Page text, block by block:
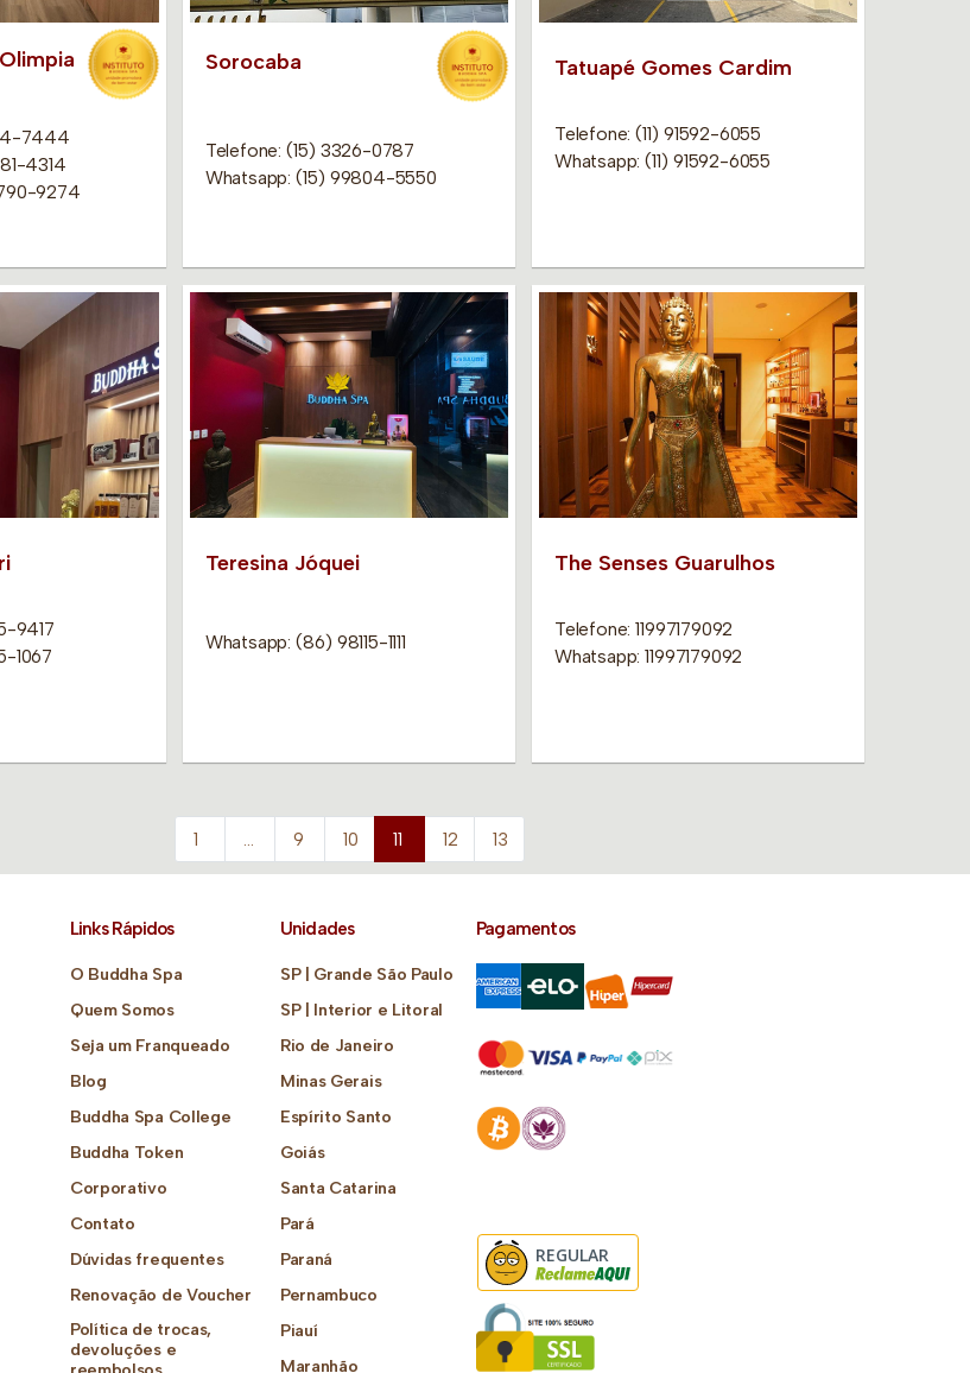
7444
4314
9274
Sorocaba
Telefone: (15) 3326-0787
Whatsapp: (15) 99804-5550
Tatuapé Gomes Cardim
Telefone: (11) 91592-6055
Whatsapp: (11) 91592-6055
9417
1067
Teresina Jóquei
Whatsapp: (86) 98115-1111
The Senses Guarulhos
Telefone: 11997179092
Whatsapp: 11997179092
1 9 10 11 12 13
Links Rápidos
O Buddha Spa
Quem Somos
Seja um Franqueado
Blog
Buddha Spa College
Buddha Token
Corporativo
Contato
Dúvidas frequentes
Renovação de Voucher
Política de trocas,
devoluções e
Unidades
SP | Grande São Paulo
SP | Interior e Litoral
Rio de Janeiro
Minas Gerais
Espírito Santo
Goiás
Santa Catarina
Pará
Paraná
Pernambuco
Piauí
Maranhão
Pagamentos
REGULAR